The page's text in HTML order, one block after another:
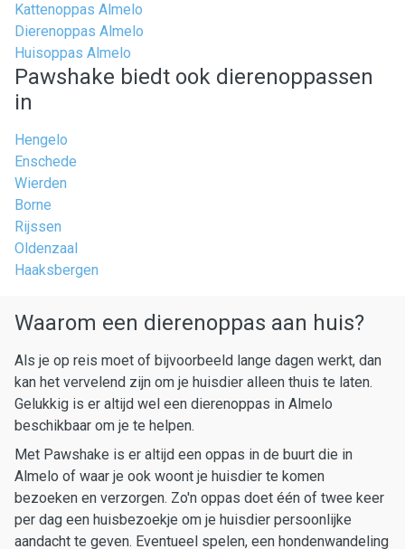
Kattenoppas Almelo
Dierenoppas Almelo
Huisoppas Almelo
Pawshake biedt ook dierenoppassen
in
Hengelo
Enschede
Wierden
Borne
Rijssen
Oldenzaal
Haaksbergen
Waarom een dierenoppas aan huis?
Als je op reis moet of bijvoorbeeld lange dagen werkt, dan
kan het vervelend zijn om je huisdier alleen thuis te laten.
Gelukkig is er altijd wel een dierenoppas in Almelo
beschikbaar om je te helpen.
Met Pawshake is er altijd een oppas in de buurt die in
Almelo of waar je ook woont je huisdier te komen
bezoeken en verzorgen. Zo'n oppas doet één of twee keer
per dag een huisbezoekje om je huisdier persoonlijke
aandacht te geven. Eventueel spelen, een hondenwandeling